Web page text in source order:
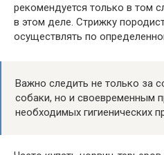
рекомендуется только в том
в этом деле. Стрижку
осуществлять по
Важно следить не только за
собаки, но и своевременным
необходимых гигиенических